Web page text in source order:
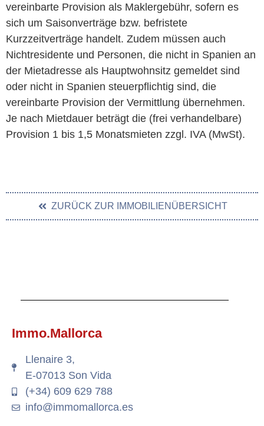
vereinbarte Provision als Maklergebühr, sofern es
sich um Saisonverträge bzw. befristete
Kurzzeitverträge handelt. Zudem müssen auch
Nichtresidente und Personen, die nicht in Spanien an
der Mietadresse als Hauptwohnsitz gemeldet sind
oder nicht in Spanien steuerpflichtig sind, die
vereinbarte Provision der Vermittlung übernehmen.
Je nach Mietdauer beträgt die (frei verhandelbare)
Provision 1 bis 1,5 Monatsmieten zzgl. IVA (MwSt).
ZURÜCK ZUR IMMOBILIENÜBERSICHT
Immo.Mallorca
Llenaire 3,
E-07013 Son Vida
(+34) 609 629 788
info@immomallorca.es